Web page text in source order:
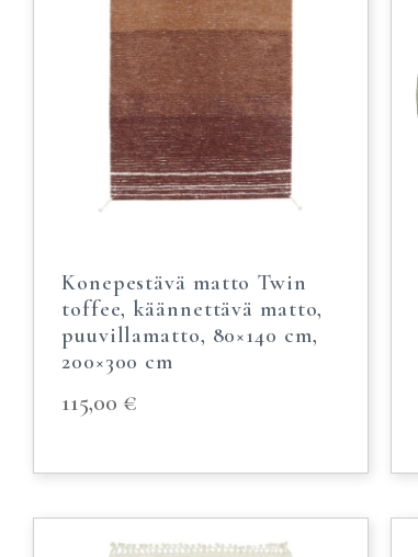
Konepestävä matto Twin
toffee, käännettävä matto,
puuvillamatto, 80×140 cm,
200×300 cm
115,00 €